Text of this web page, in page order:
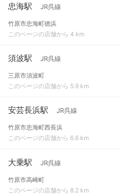
忠海駅 JR呉線
竹原市忠海町徳浜
このページの店舗から 4 km
須波駅 JR呉線
三原市須波町
このページの店舗から 5.9 km
安芸長浜駅 JR呉線
竹原市忠海町西長浜
このページの店舗から 6.6 km
大乗駅 JR呉線
竹原市高崎町
このページの店舗から 8.2 km